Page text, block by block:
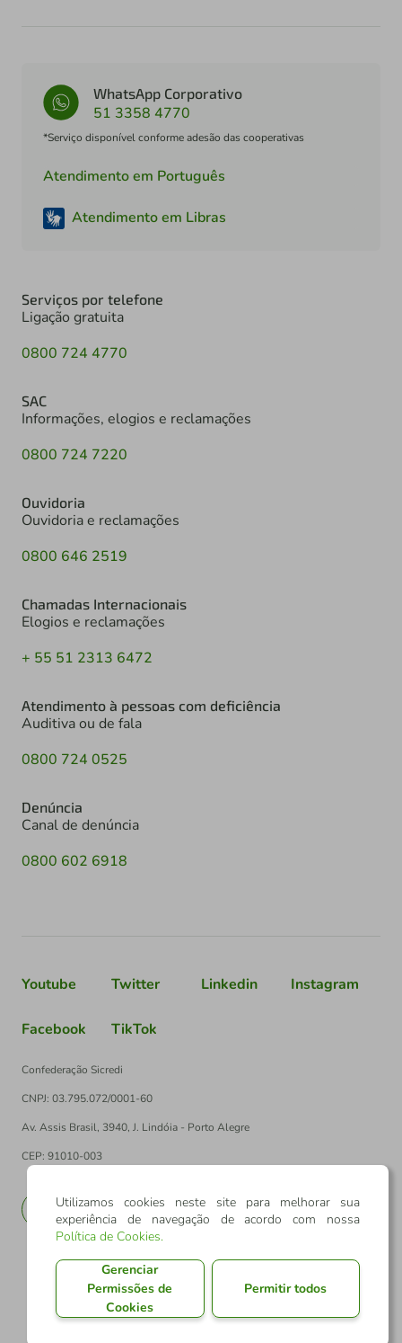
WhatsApp Corporativo
51 3358 4770
*Serviço disponível conforme adesão das cooperativas
Atendimento em Português
Atendimento em Libras
Serviços por telefone
Ligação gratuita
0800 724 4770
SAC
Informações, elogios e reclamações
0800 724 7220
Ouvidoria
Ouvidoria e reclamações
0800 646 2519
Chamadas Internacionais
Elogios e reclamações
+ 55 51 2313 6472
Atendimento à pessoas com deficiência
Auditiva ou de fala
0800 724 0525
Denúncia
Canal de denúncia
0800 602 6918
Youtube Twitter Linkedin Instagram
Facebook TikTok
Confederação Sicredi
CNPJ: 03.795.072/0001-60
Av. Assis Brasil, 3940, J. Lindóia - Porto Alegre
CEP: 91010-003
EN
Utilizamos cookies neste site para melhorar sua
experiência de navegação de acordo com nossa
Política de Cookies.
Gerenciar
Permissões de
Cookies
Permitir todos